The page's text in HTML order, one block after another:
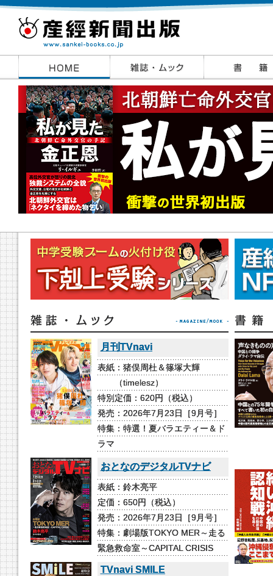
月刊TVnavi
表紙：猪俣周杜＆篠塚大輝
（timelesz）
特別定価：620円（税込）
発売：2026年7月23日［9月号］
特集：特選！夏バラエティー＆ド
ラマ
おとなのデジタルTVナビ
表紙：鈴木亮平
定価：650円（税込）
発売：2026年7月23日［9月号］
特集：劇場版TOKYO MER～走る
緊急救命室～CAPITAL CRISIS
TVnavi SMILE